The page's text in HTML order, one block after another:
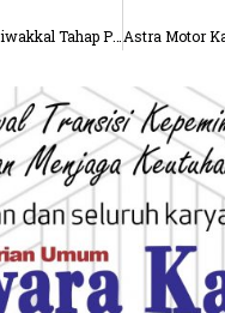
Filter Tambahan Perumda Air Minum Batiwakkal Tahap Pengerjaan